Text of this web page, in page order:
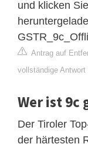
und klicken
Antrag auf
vollständige
Wer ist 9c
Der Tiroler
der härtesten